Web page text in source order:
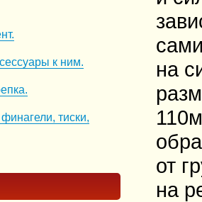
к ним.
тиски,
на
от
на